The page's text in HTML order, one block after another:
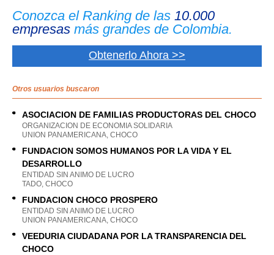
Conozca el Ranking de las 10.000
empresas más grandes de Colombia.
Obtenerlo Ahora >>
Otros usuarios buscaron
ASOCIACION DE FAMILIAS PRODUCTORAS DEL CHOCO
ORGANIZACION DE ECONOMIA SOLIDARIA
UNION PANAMERICANA, CHOCO
FUNDACION SOMOS HUMANOS POR LA VIDA Y EL
DESARROLLO
ENTIDAD SIN ANIMO DE LUCRO
TADO, CHOCO
FUNDACION CHOCO PROSPERO
ENTIDAD SIN ANIMO DE LUCRO
UNION PANAMERICANA, CHOCO
VEEDURIA CIUDADANA POR LA TRANSPARENCIA DEL
CHOCO